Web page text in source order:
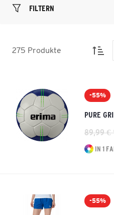
FILTERN
275 Produkte
-55%
PURE
89,99 €
IN 1
-55%